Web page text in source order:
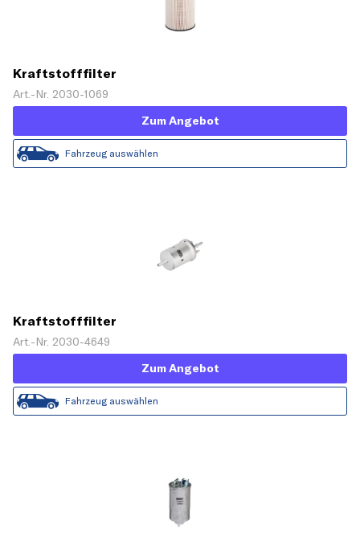
Kraftstofffilter
Art.-Nr. 2030-1069
Zum Angebot
Fahrzeug auswählen
Kraftstofffilter
Art.-Nr. 2030-4649
Zum Angebot
Fahrzeug auswählen